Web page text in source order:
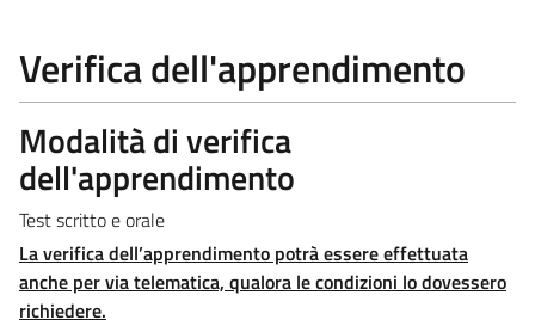
Verifica dell'apprendimento
Modalità di verifica
dell'apprendimento
Test scritto e orale
La verifica dell’apprendimento potrà essere effettuata
anche per via telematica, qualora le condizioni lo dovessero
richiedere.